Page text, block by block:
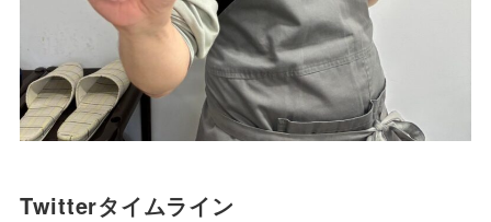
Twitterタイムライン